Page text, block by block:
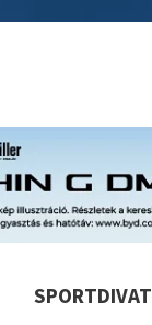
SPORTDIVAT